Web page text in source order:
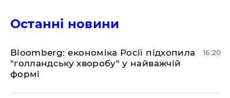
Останні новини
Bloomberg: економіка Росії підхопила
"голландську хворобу" у найважчій
формі
16:20